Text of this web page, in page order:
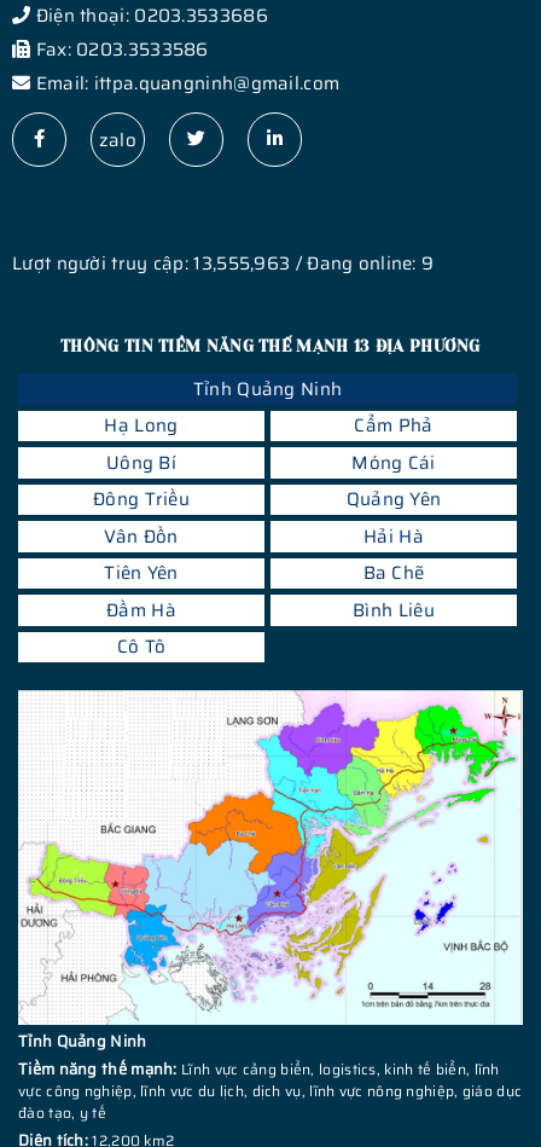
Điện thoại: 0203.3533686
Fax: 0203.3533586
Email: ittpa.quangninh@gmail.com
zalo
Lượt người truy cập: 13,555,963 / Đang online: 9
THÔNG TIN TIỀM NĂNG THẾ MẠNH 13 ĐỊA PHƯƠNG
Tỉnh Quảng Ninh
Hạ Long
Cẩm Phả
Uông Bí
Móng Cái
Đông Triều
Quảng Yên
Vân Đồn
Hải Hà
Tiên Yên
Ba Chẽ
Đầm Hà
Bình Liêu
Cô Tô
Tỉnh Quảng Ninh
Tiềm năng thế mạnh: Lĩnh vực cảng biển, logistics, kinh tế biển, lĩnh
vực công nghiệp, lĩnh vực du lịch, dịch vụ, lĩnh vực nông nghiệp, giáo dục
đào tạo, y tế
Diện tích:12,200 km2